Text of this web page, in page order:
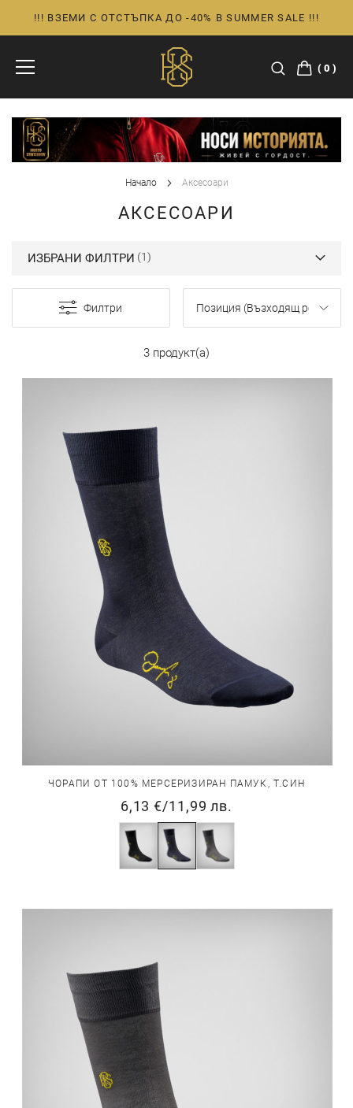
Прескачане
към
съдържанието
!!! ВЗЕМИ С ОТСТЪПКА ДО -40% В SUMMER SALE !!!
0
Начало Аксесоари
АКСЕСОАРИ
Филтри
ИЗБРАНИ ФИЛТРИ
3 продукт(а)
ЧОРАПИ ОТ 100% МЕРСЕРИЗИРАН ПАМУК, Т.СИН
6,13 €/11,99 лв.